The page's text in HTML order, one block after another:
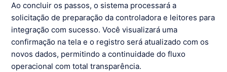
Ao concluir os passos, o sistema processará a
solicitação de preparação da controladora e leitores para
integração com sucesso. Você visualizará uma
confirmação na tela e o registro será atualizado com os
novos dados, permitindo a continuidade do fluxo
operacional com total transparência.